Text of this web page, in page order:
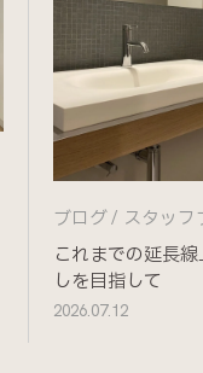
これまでの延長
しを目指して
ブログ スタッフ
2026.07.12